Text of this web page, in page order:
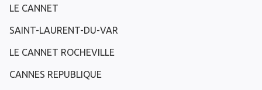
LE CANNET
SAINT-LAURENT-DU-VAR
LE CANNET ROCHEVILLE
CANNES REPUBLIQUE